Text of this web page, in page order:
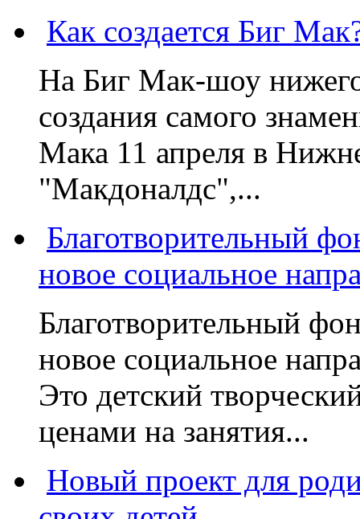
Как создается Биг
На Биг Мак-шоу
создания самого
Мака 11 апреля в
"Макдоналдс",...
Благотворительный
новое социальное
Благотворительный
новое социальное
Это детский
ценами на занятия...
Новый проект для